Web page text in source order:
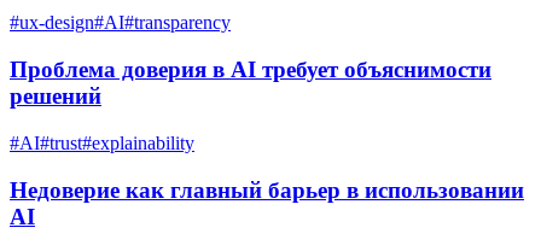
#ux-design#AI#transparency
Проблема доверия в AI требует объяснимости
решений
#AI#trust#explainability
Недоверие как главный барьер в использовании
AI